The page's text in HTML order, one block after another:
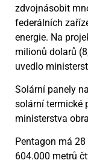
zdvojnásobit
federálních
energie. Na
milionů dolarů
uvedlo
Solární panely
solární termické
ministerstva
Pentagon má
604.000 metrů